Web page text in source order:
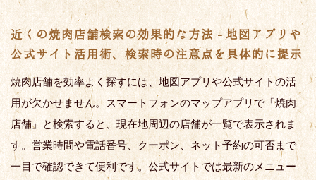
近くの焼肉店舗検索の効果的な方法 - 地図アプリや
公式サイト活用術、検索時の注意点を具体的に提示
焼肉店舗を効率よく探すには、地図アプリや公式サイトの活
用が欠かせません。スマートフォンのマップアプリで「焼肉
店舗」と検索すると、現在地周辺の店舗が一覧で表示されま
す。営業時間や電話番号、クーポン、ネット予約の可否まで
一目で確認できて便利です。公式サイトでは最新のメニュー